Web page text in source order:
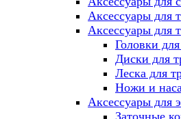
Аксессуары для
Аксессуары для
Головки
Диски для
Леска для
Ножи и
Аксессуары для
Заточные